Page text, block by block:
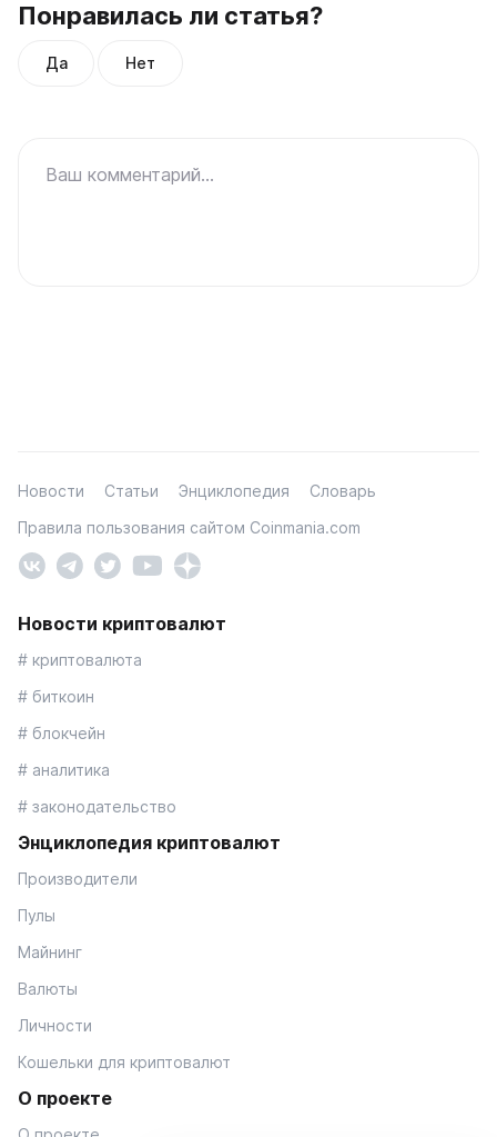
Понравилась ли статья?
Да Нет
Ваш комментарий...
Новости Статьи Энциклопедия
Словарь
Правила пользования сайтом Coinmania.com
Новости криптовалют
# криптовалюта
# биткоин
# блокчейн
# аналитика
# законодательство
Энциклопедия криптовалют
Производители
Пулы
Майнинг
Валюты
Личности
Кошельки для криптовалют
О проекте